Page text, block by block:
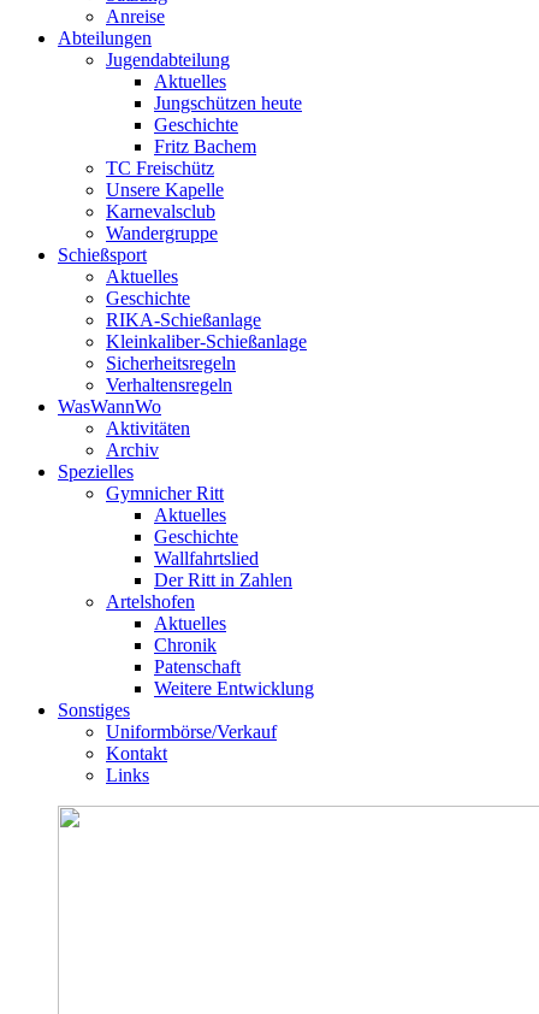
Anreise
Abteilungen
Jugendabteilung
Aktuelles
Jungschützen heute
Geschichte
Fritz Bachem
TC Freischütz
Unsere Kapelle
Karnevalsclub
Wandergruppe
Schießsport
Aktuelles
Geschichte
RIKA-Schießanlage
Kleinkaliber-Schießanlage
Sicherheitsregeln
Verhaltensregeln
WasWannWo
Aktivitäten
Archiv
Spezielles
Gymnicher Ritt
Aktuelles
Geschichte
Wallfahrtslied
Der Ritt in Zahlen
Artelshofen
Aktuelles
Chronik
Patenschaft
Weitere Entwicklung
Sonstiges
Uniformbörse/Verkauf
Kontakt
Links